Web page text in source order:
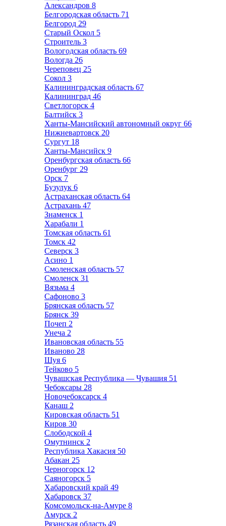
Александров 8
Белгородская область 71
Белгород 29
Старый Оскол 5
Строитель 3
Вологодская область 69
Вологда 26
Череповец 25
Сокол 3
Калининградская область 67
Калининград 46
Светлогорск 4
Балтийск 3
Ханты-Мансийский автономный округ 66
Нижневартовск 20
Сургут 18
Ханты-Мансийск 9
Оренбургская область 66
Оренбург 29
Орск 7
Бузулук 6
Астраханская область 64
Астрахань 47
Знаменск 1
Харабали 1
Томская область 61
Томск 42
Северск 3
Асино 1
Смоленская область 57
Смоленск 31
Вязьма 4
Сафоново 3
Брянская область 57
Брянск 39
Почеп 2
Унеча 2
Ивановская область 55
Иваново 28
Шуя 6
Тейково 5
Чувашская Республика — Чувашия 51
Чебоксары 28
Новочебоксарск 4
Канаш 2
Кировская область 51
Киров 30
Слободской 4
Омутнинск 2
Республика Хакасия 50
Абакан 25
Черногорск 12
Саяногорск 5
Хабаровский край 49
Хабаровск 37
Комсомольск-на-Амуре 8
Амурск 2
Рязанская область 49